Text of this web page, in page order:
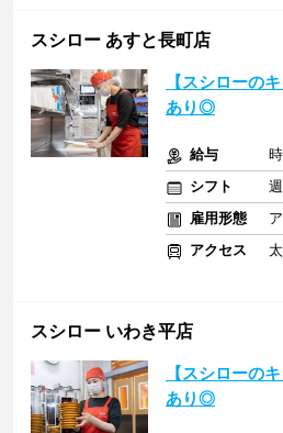
スシロー あすと長町店
【スシローの
あり◎
給与
シフト
雇用形態
アクセス
スシロー いわき平店
【スシローの
あり◎